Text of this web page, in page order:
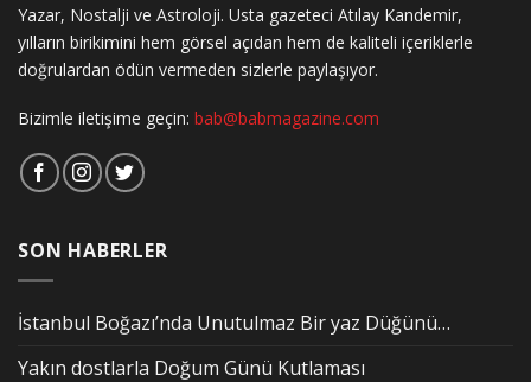
Yazar, Nostalji ve Astroloji. Usta gazeteci Atılay Kandemir,
yılların birikimini hem görsel açıdan hem de kaliteli içeriklerle
doğrulardan ödün vermeden sizlerle paylaşıyor.
Bizimle iletişime geçin: bab@babmagazine.com
SON HABERLER
İstanbul Boğazı’nda Unutulmaz Bir yaz Düğünü…
Yakın dostlarla Doğum Günü Kutlaması